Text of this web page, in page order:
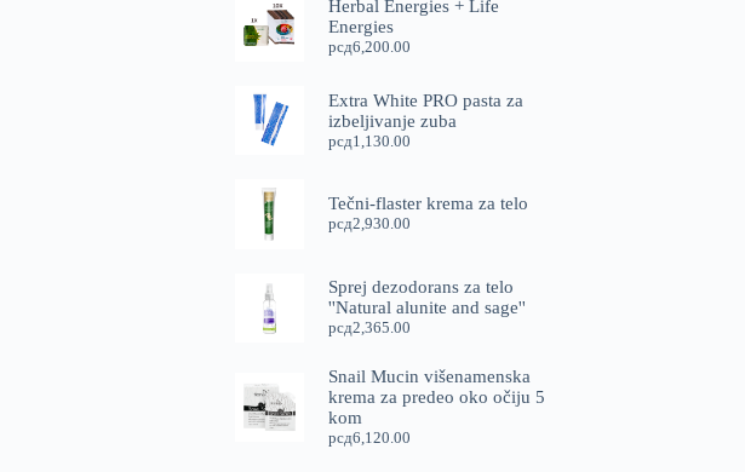
Herbal Energies + Life
Energies
рсд6,200.00
Extra White PRO pasta za
izbeljivanje zuba
рсд1,130.00
Tečni-flaster krema za telo
рсд2,930.00
Sprej dezodorans za telo
''Natural alunite and sage''
рсд2,365.00
Snail Mucin višenamenska
krema za predeo oko očiju 5
kom
рсд6,120.00